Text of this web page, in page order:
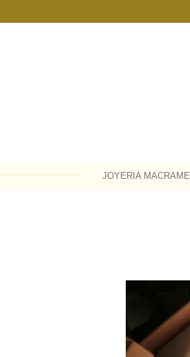
al
JOYERIA MACRAME